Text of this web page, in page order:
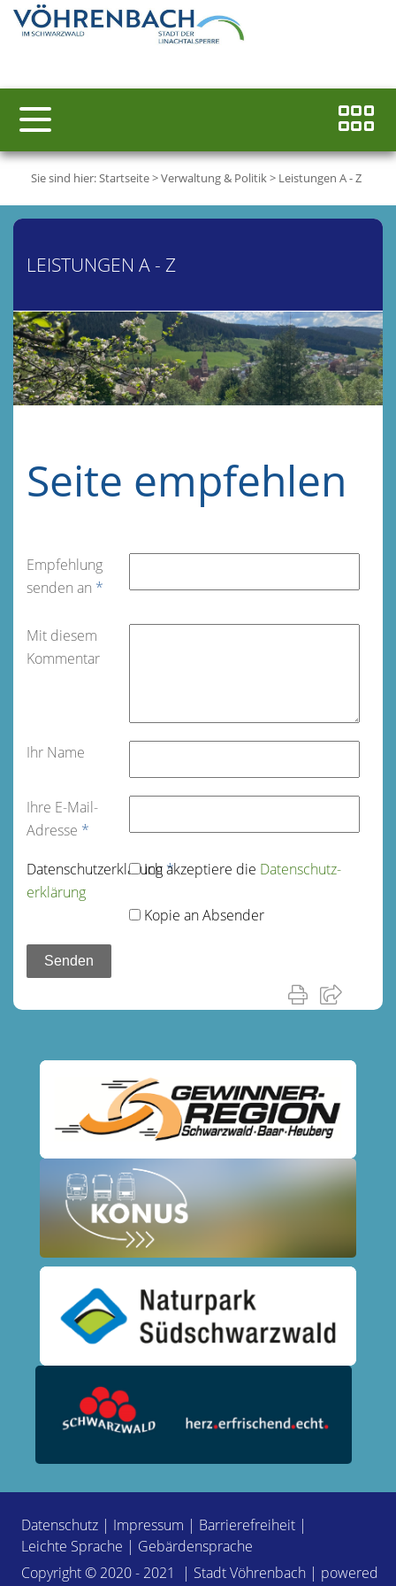
Sie sind hier:Startseite>Verwaltung & Politik> Leistungen A - Z
LEISTUNGEN A - Z
Seite empfehlen
Empfehlung
senden an *
Mit diesem
Kommentar
Ihr Name
Ihre E-Mail-
Adresse *
Datenschutz­erklärung*
Ich akzeptiere die Datenschutz­
erklärung
Kopie an Absender
Datenschutz | Impressum | Barrierefreiheit |
Leichte Sprache | Gebärdensprache
Copyright © 2020 - 2021 | Stadt Vöhrenbach | powered